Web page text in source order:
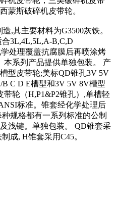
蒙斯破碎机皮带轮。
,其主要材料为G3500灰铁。
3L,4L,5L,A-B,C,D
处理覆盖抗腐膜后再喷涂烤
本系列产品提供单独包装。 产
型皮带轮;美标QD锥孔3V 5V
C D E槽型和3V 5V 8V槽型
轮（H,P1&P2锥孔）,单槽轻
标准。锥套经化学处理后
规格都有一系列标准的公制
浅键。单独包装。 QD锥套采
成, H锥套采用C45。